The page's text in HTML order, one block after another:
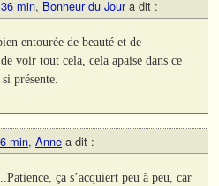
min, Bonheur du Jour a dit :
entourée de beauté et de
voir tout cela, cela apaise dans ce
présente.
min, Anne a dit :
ça s’acquiert peu à peu, car